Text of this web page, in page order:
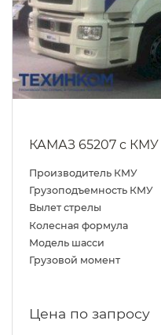
КАМАЗ 65207 с КМУ
Производитель КМУ
Грузоподъемность КМУ
Вылет стрелы
Колесная формула
Модель шасси
Грузовой момент
Цена по запросу